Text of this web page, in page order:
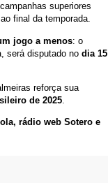
superiores
final da temporada.
jogo a menos: o
será disputado no dia 15
reforça sua
de 2025
rádio web Sotero e